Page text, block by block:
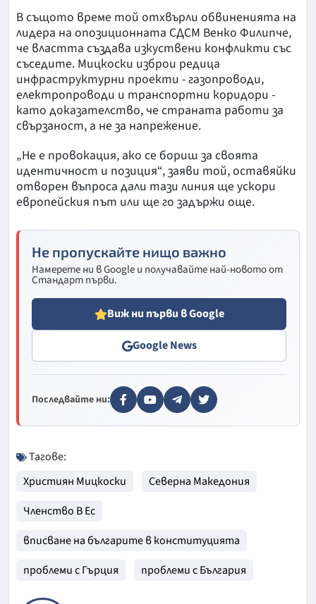
В същото време той отхвърли обвиненията на
лидера на опозиционната СДСМ Венко Филипче,
че властта създава изкуствени конфликти със
съседите. Мицкоски изброи редица
инфраструктурни проекти - газопроводи,
електропроводи и транспортни коридори -
като доказателство, че страната работи за
свързаност, а не за напрежение.
„Не е провокация, ако се бориш за своята
идентичност и позиция“, заяви той, оставяйки
отворен въпроса дали тази линия ще ускори
европейския път или ще го задържи още.
Не пропускайте нищо важно
Намерете ни в Google и получавайте най-новото от
Стандарт първи.
Виж ни първи в Google
Google News
Последвайте ни:
Тагове:
Християн Мицкоски
Северна Македония
Членство В Ес
вписване на българите в конституцията
проблеми с Гърция
проблеми с България